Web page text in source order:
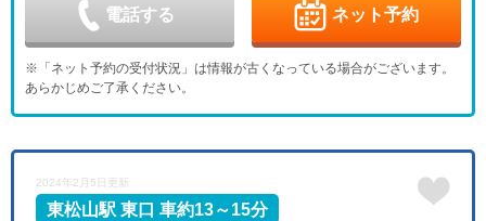
-
- - - -
月
- -
木
9/17
金
9/18
土
9/19
9/20
9/21
9/22
9/23
9/24
-
9/25
- - -
9/30
-
電話する ネット予約
※「ネット予約の受付状況」は情報が古くなっている場合がございます。
あらかじめご了承ください。
2024年2月5日更新
東松山駅 東口 車約13～15分